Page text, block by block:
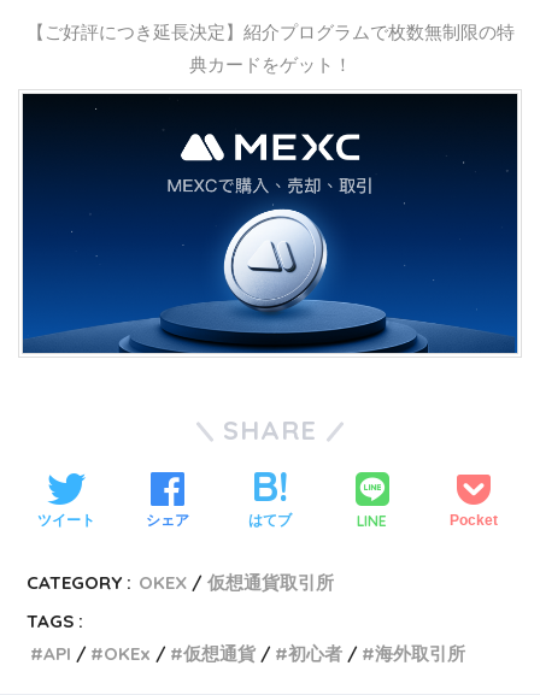
【ご好評につき延長決定】紹介プログラムで枚数無制限の特
典カードをゲット！
SHARE
ツイート シェア はてブ LINE Pocket
CATEGORY : OKEX
仮想通貨取引所
TAGS :
API
OKEx 仮想通貨 初心者 海外取引所